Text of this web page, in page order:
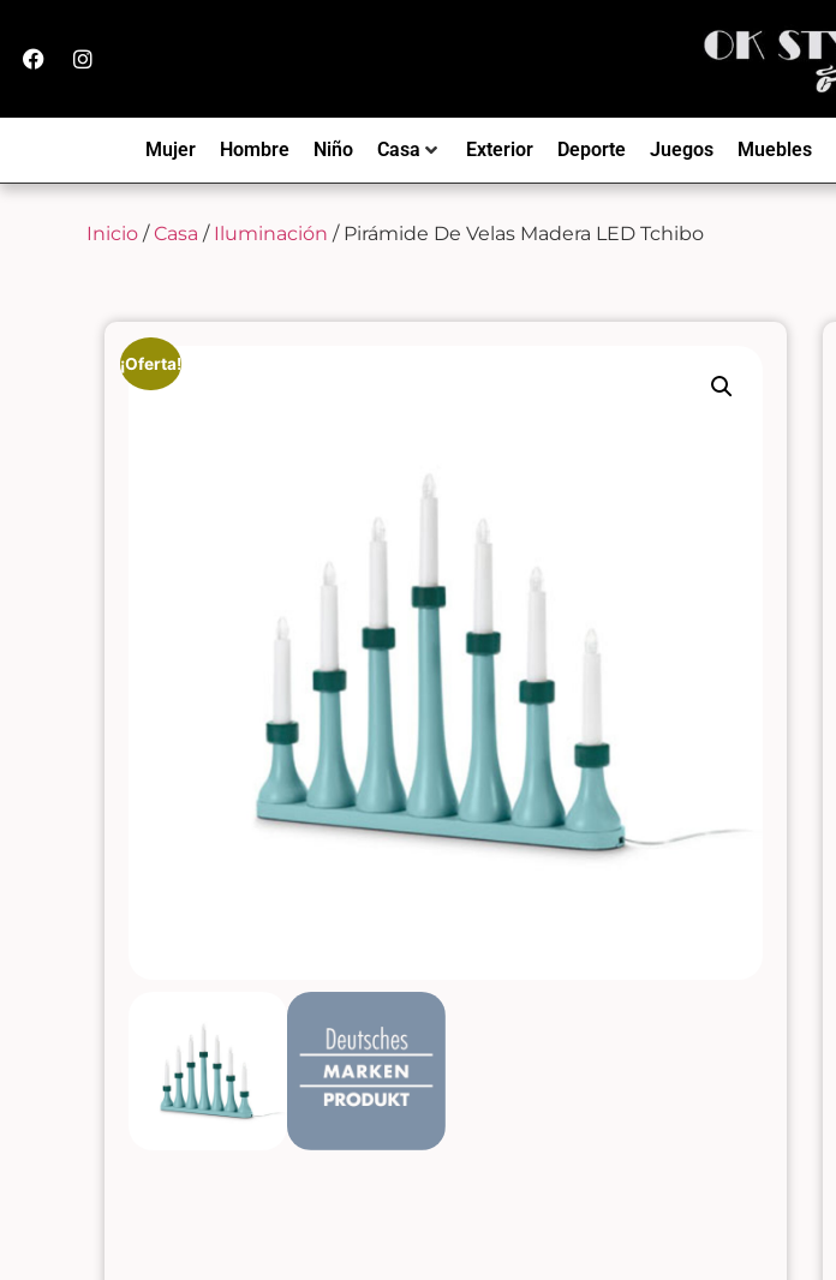
Mujer Hombre Niño Casa Exterior Deporte Juegos Muebles
Inicio /Casa / Iluminación / Pirámide De Velas Madera LED Tchibo
¡Oferta!